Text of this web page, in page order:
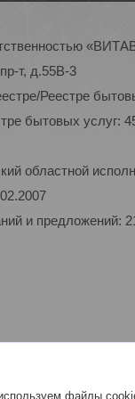
т, д.55В-3
Реестре
бытовых услуг:
областной
и предложений:
файлы